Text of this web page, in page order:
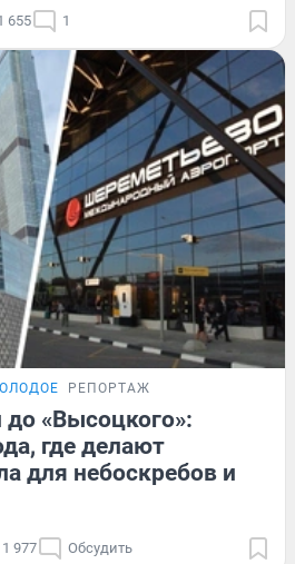
655 1
РЕПОРТАЖ
«Высоцкого»:
где делают
для небоскребов и
1 977 Обсудить